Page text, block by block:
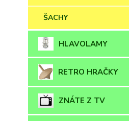
ŠACHY
HLAVOLAMY
RETRO HRAČKY
ZNÁTE Z TV